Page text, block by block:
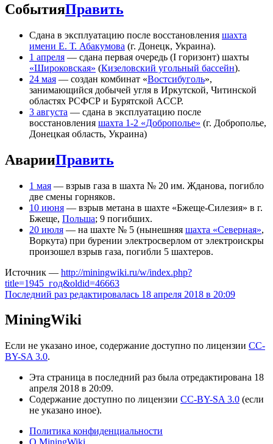
СобытияПравить
Сдана в эксплуатацию после восстановления шахта
имени Е. Т. Абакумова (г. Донецк, Украина).
1 апреля — сдана первая очередь (I горизонт) шахты
«Широковская» (Кизеловский угольный бассейн).
24 мая — создан комбинат «Востсибуголь»,
занимающийся добычей угля в Иркутской, Читинской
областях РСФСР и Бурятской ACCP.
3 августа — сдана в эксплуатацию после
восстановления шахта 1-2 «Доброполье» (г. Доброполье,
Донецкая область, Украина)
АварииПравить
1 мая — взрыв газа в шахта № 20 им. Жданова, погибло
две смены горняков.
10 июня — взрыв метана в шахте «Бжеще-Силезия» в г.
Бжеще, Польша; 9 погибших.
20 июля — на шахте № 5 (нынешняя шахта «Северная»,
Воркута) при бурении электросверлом от электроискры
произошел взрыв газа, погибли 5 шахтеров.
Источник — http://miningwiki.ru/w/index.php?
title=1945_год&oldid=46663
Последний раз редактировалась 18 апреля 2018 в 20:09
MiningWiki
Если не указано иное, содержание доступно по лицензии CC-
BY-SA 3.0.
Эта страница в последний раз была отредактирована 18
апреля 2018 в 20:09.
Содержание доступно по лицензии CC-BY-SA 3.0 (если
не указано иное).
Политика конфиденциальности